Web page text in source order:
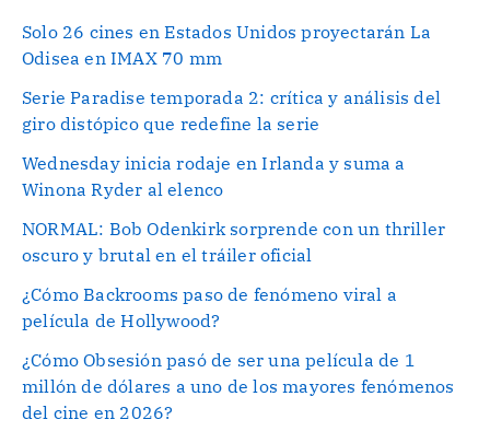
Solo 26 cines en Estados Unidos proyectarán La
Odisea en IMAX 70 mm
Serie Paradise temporada 2: crítica y análisis del
giro distópico que redefine la serie
Wednesday inicia rodaje en Irlanda y suma a
Winona Ryder al elenco
NORMAL: Bob Odenkirk sorprende con un thriller
oscuro y brutal en el tráiler oficial
¿Cómo Backrooms paso de fenómeno viral a
película de Hollywood?
¿Cómo Obsesión pasó de ser una película de 1
millón de dólares a uno de los mayores fenómenos
del cine en 2026?